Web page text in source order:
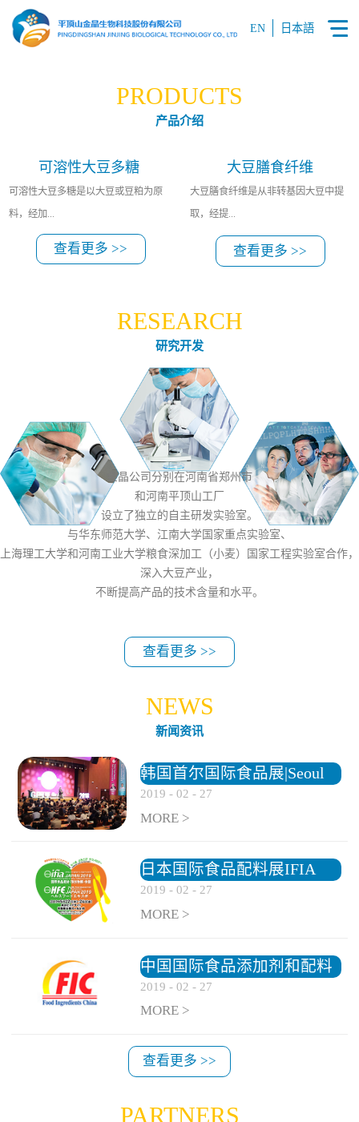
EN 日本語
PRODUCTS
产品介绍
可溶性大豆多糖
可溶性大豆多糖是以大豆或豆粕为原
料，经加...
乳饮料、酸奶，具有稳定蛋白的作
用，且粘度低，口感清爽。并广泛应
用于鸡尾酒、米面制品、医药等领
大豆膳食纤维
大豆膳食纤维是从非转基因大豆中提
取，经提...
查看更多 >> 查看更多 >>
RESEARCH
研究开发
金晶公司分别在河南省郑州市
和河南平顶山工厂
设立了独立的自主研发实验室。
与华东师范大学、江南大学国家重点实验室、
上海理工大学和河南工业大学粮食深加工（小麦）国家工程实验室合作，
深入大豆产业，
不断提高产品的技术含量和水平。
查看更多 >>
NEWS
新闻资讯
韩国首尔国际食品展|Seoul
Food
2019 - 02 - 27
MORE >
日本国际食品配料展IFIA
2019 - 02 - 27
MORE >
中国国际食品添加剂和配料
展览会
2019 - 02 - 27
MORE >
查看更多 >>
PARTNERS